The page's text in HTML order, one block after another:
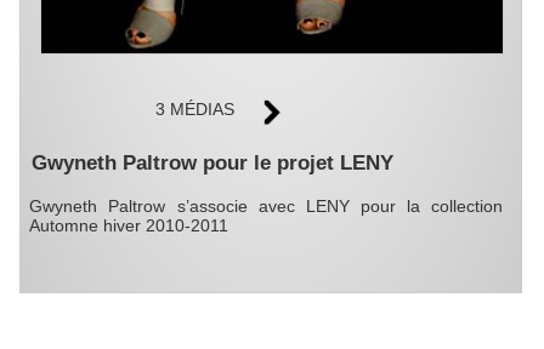
3 MÉDIAS
Gwyneth Paltrow pour le projet LENY
Gwyneth Paltrow s’associe avec LENY pour la collection
Automne hiver 2010-2011